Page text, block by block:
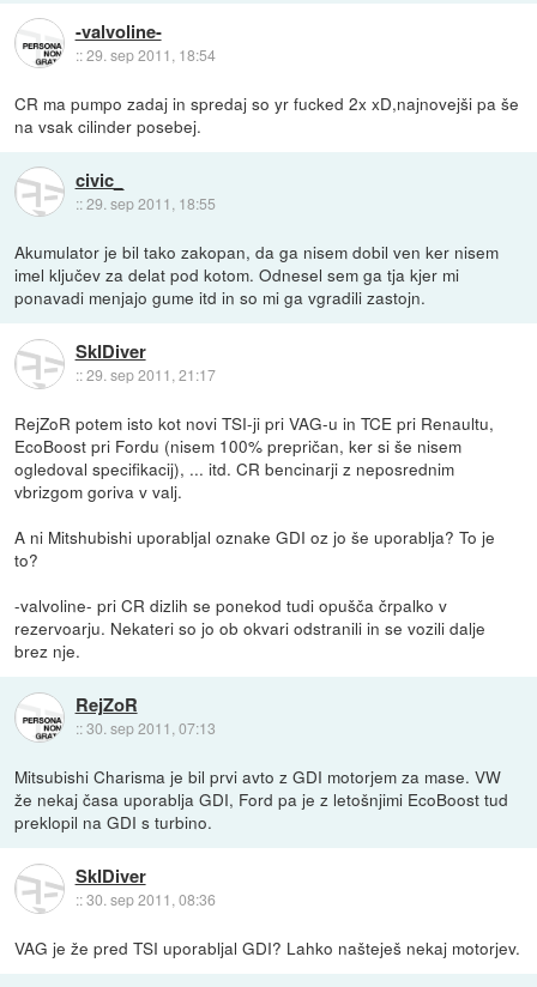
-valvoline-
::29. sep 2011, 18:54
CR ma pumpo zadaj in spredaj so yr fucked 2x xD,najnovejši pa še
na vsak cilinder posebej.
civic_
::29. sep 2011, 18:55
Akumulator je bil tako zakopan, da ga nisem dobil ven ker nisem
imel ključev za delat pod kotom. Odnesel sem ga tja kjer mi
ponavadi menjajo gume itd in so mi ga vgradili zastojn.
SkIDiver
::29. sep 2011, 21:17
RejZoR potem isto kot novi TSI-ji pri VAG-u in TCE pri Renaultu,
EcoBoost pri Fordu (nisem 100% prepričan, ker si še nisem
ogledoval specifikacij), ... itd. CR bencinarji z neposrednim
vbrizgom goriva v valj.
A ni Mitshubishi uporabljal oznake GDI oz jo še uporablja? To je
to?
-valvoline- pri CR dizlih se ponekod tudi opušča črpalko v
rezervoarju. Nekateri so jo ob okvari odstranili in se vozili dalje
brez nje.
RejZoR
::30. sep 2011, 07:13
Mitsubishi Charisma je bil prvi avto z GDI motorjem za mase. VW
že nekaj časa uporablja GDI, Ford pa je z letošnjimi EcoBoost tud
preklopil na GDI s turbino.
SkIDiver
::30. sep 2011, 08:36
VAG je že pred TSI uporabljal GDI? Lahko našteješ nekaj motorjev.